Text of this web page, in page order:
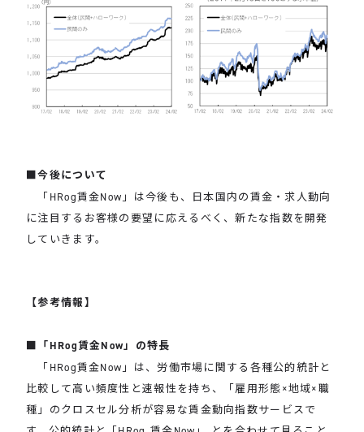
■今後について
「HRog賃金Now」は今後も、日本国内の賃金・求人動向
に注目するお客様の要望に応えるべく、新たな指数を開発
していきます。
【参考情報】
■「HRog賃金Now」の特長
「HRog賃金Now」は、労働市場に関する各種公的統計と
比較して高い頻度性と速報性を持ち、「雇用形態×地域×職
種」のクロスセル分析が容易な賃金動向指数サービスで